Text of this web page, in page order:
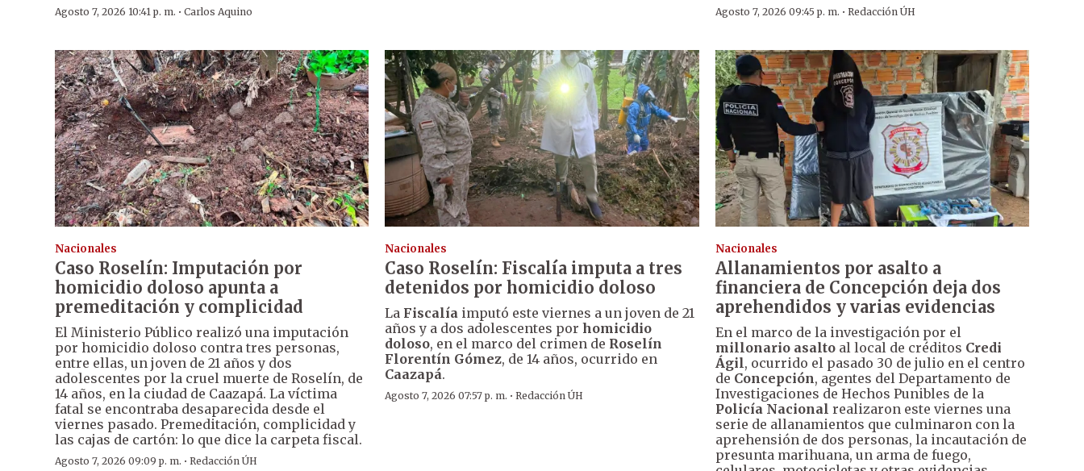
Agosto 7, 2026 10:41 p. m. · Carlos Aquino Agosto 7, 2026 09:45 p. m. · Redacción ÚH
Nacionales
Caso Roselín: Imputación por
homicidio doloso apunta a
premeditación y complicidad
El Ministerio Público realizó una imputación
por homicidio doloso contra tres personas,
entre ellas, un joven de 21 años y dos
adolescentes por la cruel muerte de Roselín, de
14 años, en la ciudad de Caazapá. La víctima
fatal se encontraba desaparecida desde el
viernes pasado. Premeditación, complicidad y
las cajas de cartón: lo que dice la carpeta fiscal.
Agosto 7, 2026 09:09 p. m. · Redacción ÚH
Nacionales
Caso Roselín: Fiscalía imputa a tres
detenidos por homicidio doloso
La Fiscalía imputó este viernes a un joven de 21
años y a dos adolescentes porhomicidio
doloso, en el marco del crimen de Roselín
Florentín Gómez, de 14 años, ocurrido en
Caazapá.
Agosto 7, 2026 07:57 p. m. ·Redacción ÚH
Nacionales
Allanamientos por asalto a
financiera de Concepción deja dos
aprehendidos y varias evidencias
En el marco de la investigación por el
millonario asaltoal local de créditos Credi
Ágil, ocurrido el pasado 30 de julio en el centro
de Concepción, agentes del Departamento de
Investigaciones de Hechos Punibles de la
Policía Nacional realizaron este viernes una
serie de allanamientos que culminaron con la
aprehensión de dos personas, la incautación de
presunta marihuana, un arma de fuego,